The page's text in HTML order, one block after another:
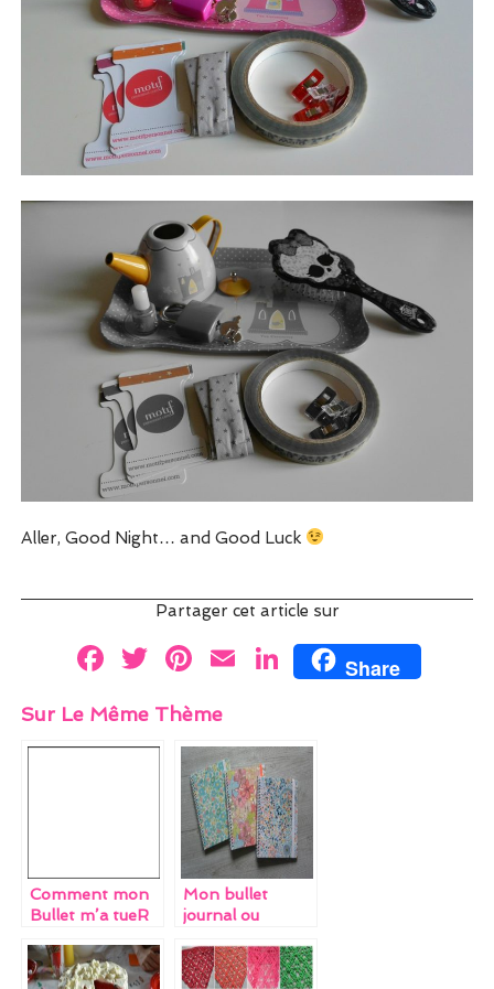
Aller, Good Night… and Good Luck
Partager cet article sur
F
ce
k
T
w
itt
er
Pi
er
es
t
E
l
Li
n
e
dI
n
Share
Sur Le Même Thème
Comment mon
Bullet m’a tueR
Mon bullet
journal ou
réussi à me faire
croire que j’étais